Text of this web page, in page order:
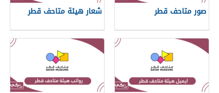
صور متاحف قطر شعار هيئة متاحف قطر